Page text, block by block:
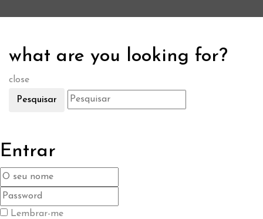
what are you looking for?
close
Pesquisar
Entrar
Lembrar-me